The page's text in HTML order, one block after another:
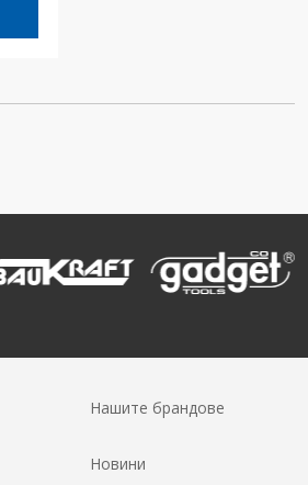
Нашите брандове
Новини